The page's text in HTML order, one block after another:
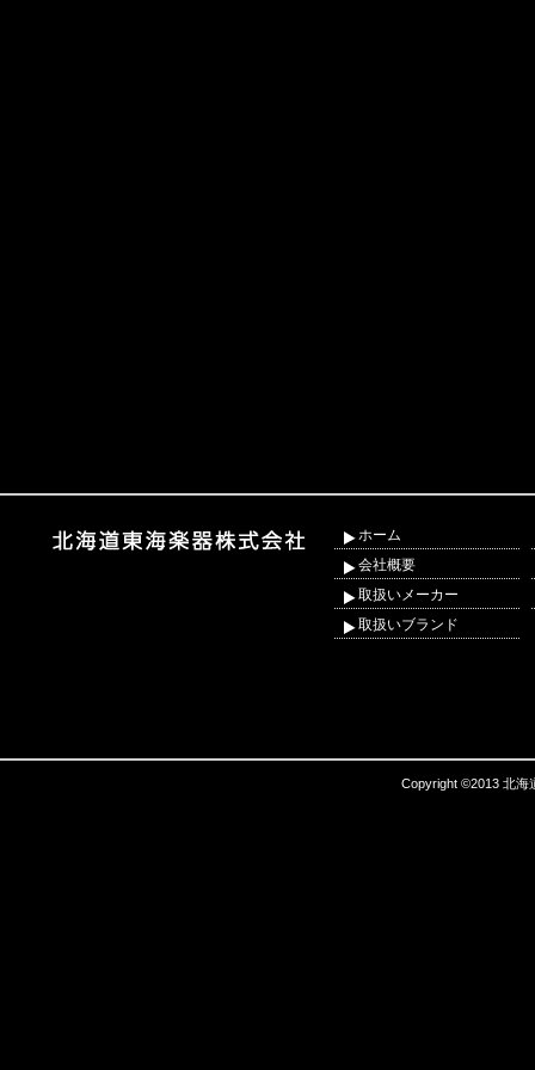
ホーム
会社概要
取扱いメーカー
取扱いブランド
Copyright ©2013 北海